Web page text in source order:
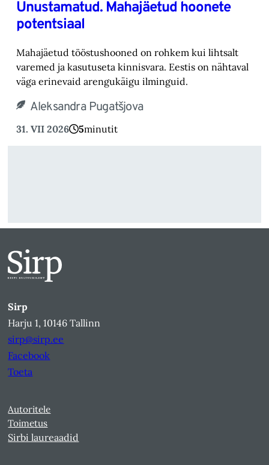
Unustamatud. Mahajäetud hoonete
potentsiaal
Mahajäetud tööstushooned on rohkem kui lihtsalt
varemed ja kasutuseta kinnisvara. Eestis on nähtaval
väga erinevaid arengukäigu ilminguid.
Aleksandra Pugatšjova
31. VII 2026 5minutit
Sirp
Harju 1, 10146 Tallinn
sirp@sirp.ee
Facebook
Toeta
Autoritele
Toimetus
Sirbi laureaadid